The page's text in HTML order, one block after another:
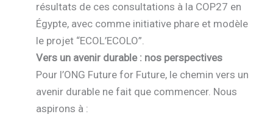
résultats de ces consultations à la COP27 en
Égypte, avec comme initiative phare et modèle
le projet “ECOL’ECOLO”.
Vers un avenir durable : nos perspectives
Pour l’ONG Future for Future, le chemin vers un
avenir durable ne fait que commencer. Nous
aspirons à :